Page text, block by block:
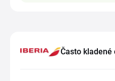
Často kladené